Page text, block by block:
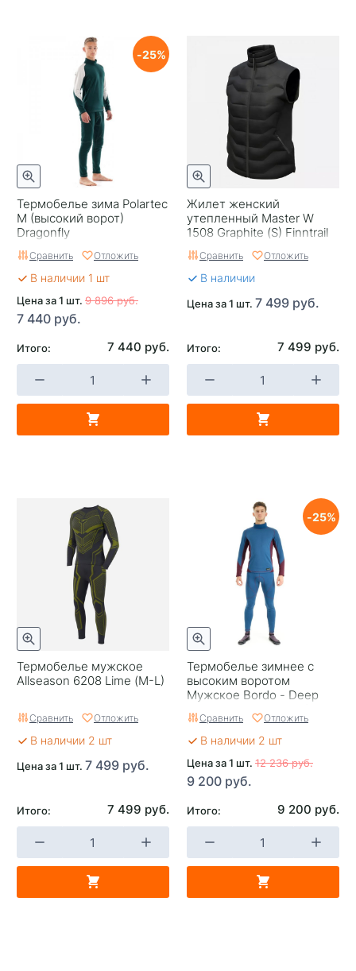
Серый
Полипропилен
Целевая аудитория
Взрослая
Российский размер
50-52
Термобелье зима Polartec
M (высокий ворот)
Dragonfly
25
Сравнить Отложить
В наличии 1 шт
Цена за 1 шт. 9 896 руб.
7 440 руб.
Итого: 7 440 руб.
Жилет женский
утепленный Master W
1508 Graphite (S) Finntrail
Сравнить Отложить
В наличии
Цена за 1 шт. 7 499 руб.
Итого: 7 499 руб.
Термобелье мужское
Allseason 6208 Lime (M-L)
Сравнить Отложить
В наличии 2 шт
Цена за 1 шт. 7 499 руб.
Итого: 7 499 руб.
Термобелье зимнее с
высоким воротом
Мужское Bordo - Deep
Blue 2023 XL Dragonfly
25
Сравнить Отложить
В наличии 2 шт
Цена за 1 шт. 12 236 руб.
9 200 руб.
Итого: 9 200 руб.